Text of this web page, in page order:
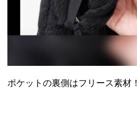
ポケットの裏側はフリース素材！